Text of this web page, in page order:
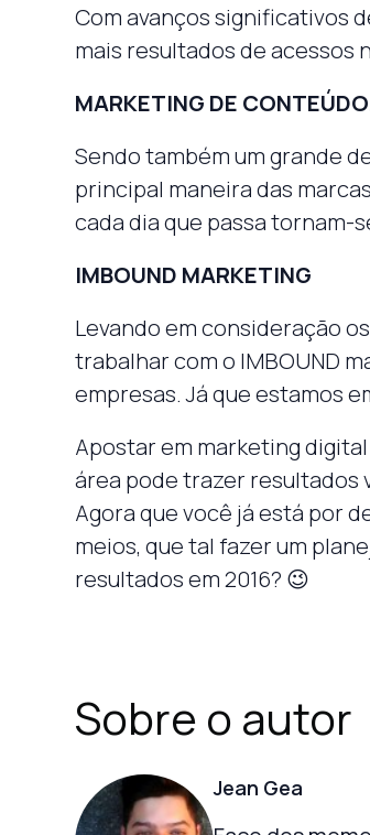
Com avanços significativos
mais resultados de acessos
MARKETING DE
Sendo também um grande
principal maneira das
cada dia que passa tornam-
IMBOUND MARKETING
Levando em consideração os
trabalhar com o IMBOUND
empresas. Já que estamos
Apostar em marketing
área pode trazer resultados
Agora que você já está por
meios, que tal fazer um
resultados em 2016? 😉
Sobre o autor
Jean Gea